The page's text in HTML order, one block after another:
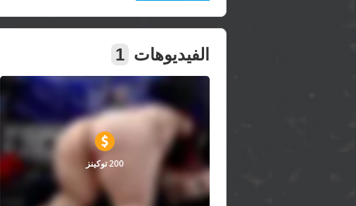
الفيديوهات 1
200 توكينز